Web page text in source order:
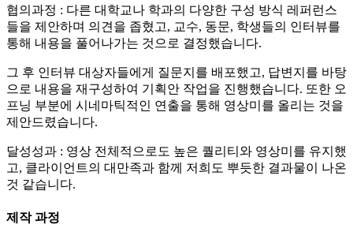
협의과정 : 다른 대학교나 학과의 다양한 구성 방식 레퍼런스
들을 제안하며 의견을 좁혔고, 교수, 동문, 학생들의 인터뷰를
통해 내용을 풀어나가는 것으로 결정했습니다.
그 후 인터뷰 대상자들에게 질문지를 배포했고, 답변지를 바탕
으로 내용을 재구성하여 기획안 작업을 진행했습니다. 또한 오
프닝 부분에 시네마틱적인 연출을 통해 영상미를 올리는 것을
제안드렸습니다.
달성성과 : 영상 전체적으로도 높은 퀄리티와 영상미를 유지했
고, 클라이언트의 대만족과 함께 저희도 뿌듯한 결과물이 나온
것 같습니다.
제작 과정